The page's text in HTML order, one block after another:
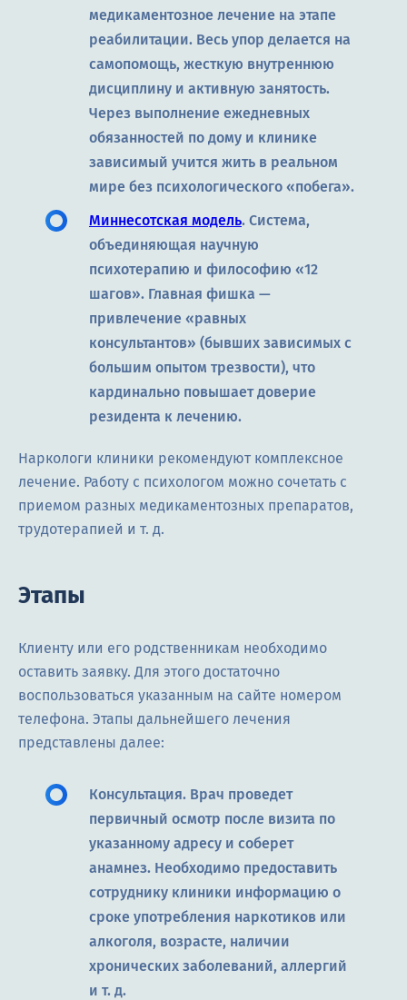
медикаментозное лечение на этапе
реабилитации. Весь упор делается на
самопомощь, жесткую внутреннюю
дисциплину и активную занятость.
Через выполнение ежедневных
обязанностей по дому и клинике
зависимый учится жить в реальном
мире без психологического «побега».
Миннесотская модель. Система,
объединяющая научную
психотерапию и философию «12
шагов». Главная фишка —
привлечение «равных
консультантов» (бывших зависимых с
большим опытом трезвости), что
кардинально повышает доверие
резидента к лечению.
Наркологи клиники рекомендуют комплексное
лечение. Работу с психологом можно сочетать с
приемом разных медикаментозных препаратов,
трудотерапией и т. д.
Этапы
Клиенту или его родственникам необходимо
оставить заявку. Для этого достаточно
воспользоваться указанным на сайте номером
телефона. Этапы дальнейшего лечения
представлены далее:
Консультация. Врач проведет
первичный осмотр после визита по
указанному адресу и соберет
анамнез. Необходимо предоставить
сотруднику клиники информацию о
сроке употребления наркотиков или
алкоголя, возрасте, наличии
хронических заболеваний, аллергий
и т. д.